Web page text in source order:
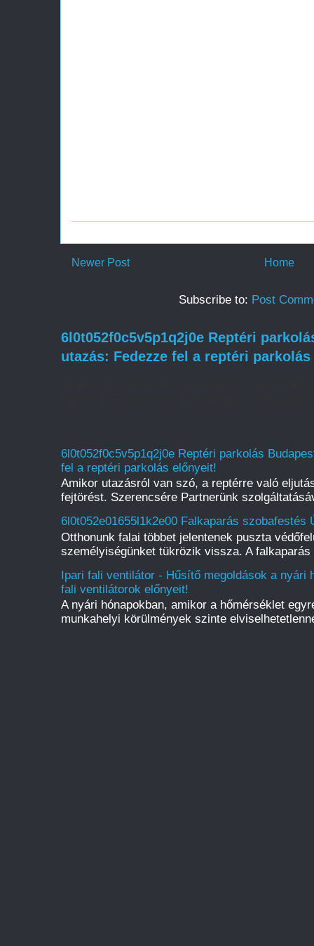
Newer Post Home
Subscribe to: Post
6l0t052f0c5v5p1q2j0e Reptéri
utazás: Fedezze fel a reptéri
6l0t052f0c5v5p1q2j0e Reptéri parkolás
fel a reptéri parkolás előnyeit!
Amikor utazásról van szó, a reptérre való
fejtörést. Szerencsére Partnerünk
6l0t052e01655l1k2e00 Falkaparás
Otthonunk falai többet jelentenek puszta
személyiségünket tükrözik vissza. A
Ipari fali ventilátor - Hűsítő megoldások a nyári
fali ventilátorok előnyeit!
A nyári hónapokban, amikor a hőmérséklet
munkahelyi körülmények szinte